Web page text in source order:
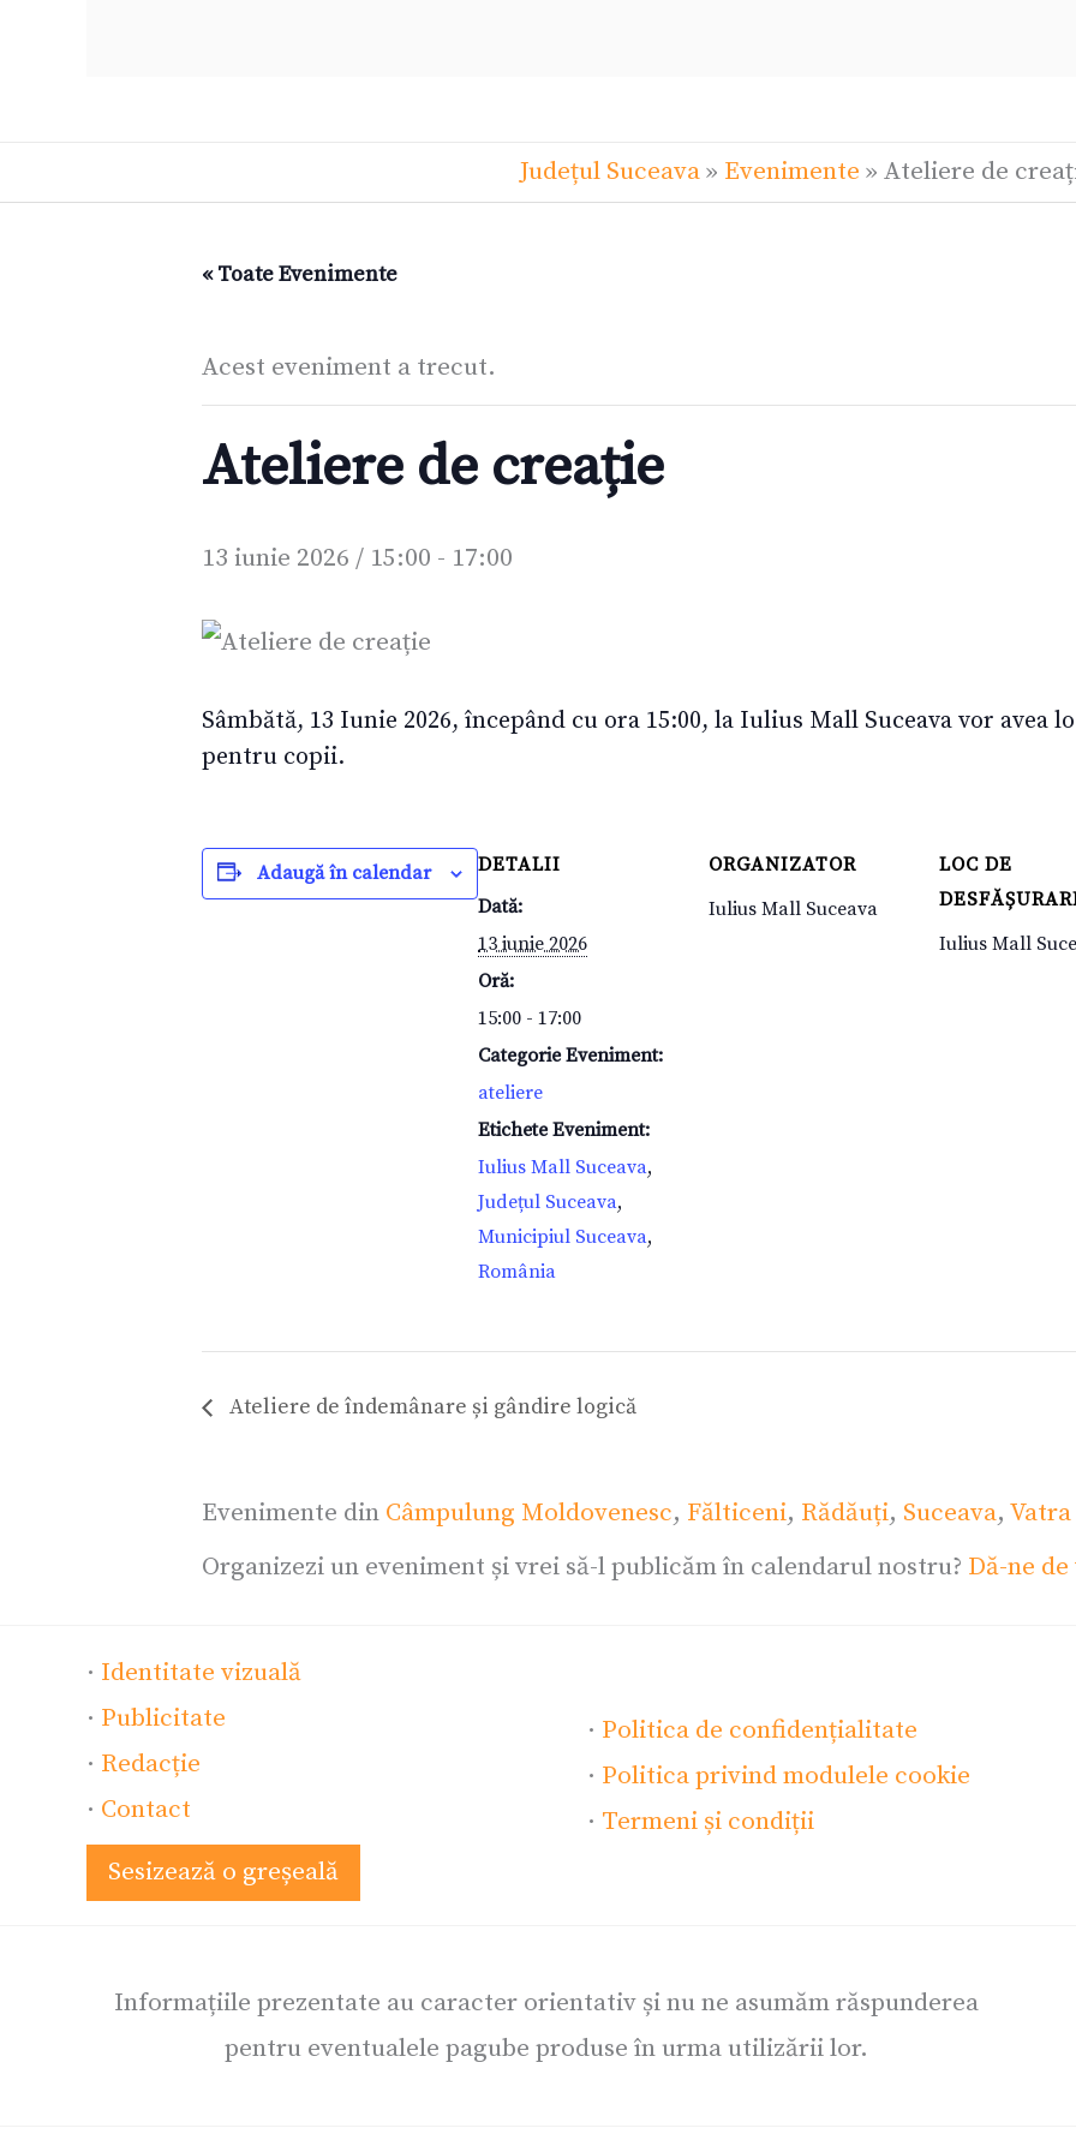
Județul Suceava» Evenimente » Ateliere de
« Toate Evenimente
Acest eveniment a trecut.
Ateliere de creație
13 iunie 2026 / 15:00 - 17:00
Sâmbătă, 13 Iunie 2026, începând cu ora 15:00, la Iulius Mall Suceava vor avea
pentru copii.
Adaugă în calendar
DETALII
Dată:
13 iunie 2026
Oră:
15:00 - 17:00
Categorie Eveniment:
ateliere
Etichete Eveniment:
Iulius Mall Suceava,
Județul Suceava,
Municipiul Suceava,
România
ORGANIZATOR
Iulius Mall Suceava
LOC DE
Iulius Mall
Ateliere de îndemânare și gândire logică
Evenimente din Câmpulung Moldovenesc, Fălticeni, Rădăuți, Suceava,
Organizezi un eveniment și vrei să-l publicăm în calendarul nostru? Dă-ne
· Identitate vizuală
· Publicitate
· Redacție
· Contact
Sesizează o greșeală
· Politica de confidențialitate
· Politica privind modulele cookie
· Termeni și condiții
Informațiile prezentate au caracter orientativ și nu ne asumăm răspunderea
pentru eventualele pagube produse în urma utilizării lor.